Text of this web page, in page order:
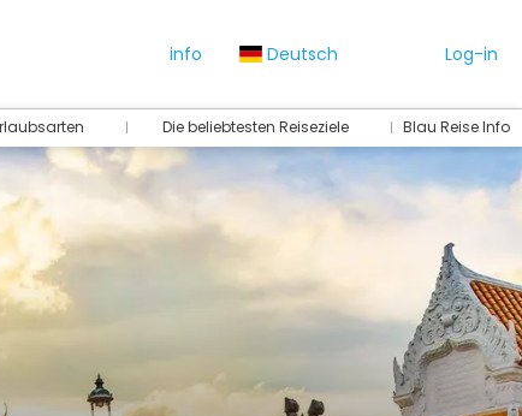
info Deutsch Log-in
Die beliebtesten Reiseziele Blau Reise Info